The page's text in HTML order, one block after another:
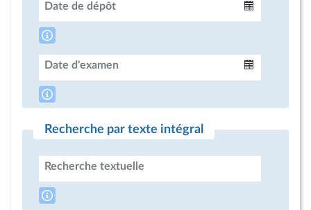
Date de dépôt
Date d'examen
Recherche par texte intégral
Recherche textuelle